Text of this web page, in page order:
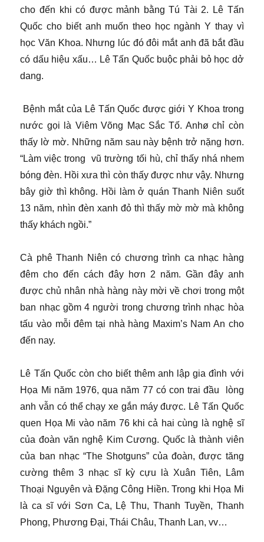
cho đến khi có được mảnh bằng Tú Tài 2. Lê Tấn
Quốc cho biết anh muốn theo học ngành Y thay vì
học Văn Khoa. Nhưng lúc đó đôi mắt anh đã bắt đầu
có dấu hiệu xấu… Lê Tấn Quốc buộc phải bỏ học dở
dang.
Bệnh mắt của Lê Tấn Quốc được giới Y Khoa trong
nước gọi là Viêm Võng Mạc Sắc Tố. Anhø chỉ còn
thấy lờ mờ. Những năm sau này bệnh trở nặng hơn.
“Làm việc trong vũ trường tối hù, chỉ thấy nhá nhem
bóng đèn. Hồi xưa thì còn thấy được như vậy. Nhưng
bây giờ thì không. Hồi làm ở quán Thanh Niên suốt
13 năm, nhìn đèn xanh đỏ thì thấy mờ mờ mà không
thấy khách ngồi.”
Cà phê Thanh Niên có chương trình ca nhạc hàng
đêm cho đến cách đây hơn 2 năm. Gần đây anh
được chủ nhân nhà hàng này mời về chơi trong một
ban nhạc gồm 4 người trong chương trình nhạc hòa
tấu vào mỗi đêm tại nhà hàng Maxim’s Nam An cho
đến nay.
Lê Tấn Quốc còn cho biết thêm anh lập gia đình với
Họa Mi năm 1976, qua năm 77 có con trai đầu lòng
anh vẫn có thể chạy xe gắn máy được. Lê Tấn Quốc
quen Họa Mi vào năm 76 khi cả hai cùng là nghệ sĩ
của đoàn văn nghệ Kim Cương. Quốc là thành viên
của ban nhạc “The Shotguns” của đoàn, được tăng
cường thêm 3 nhạc sĩ kỳ cựu là Xuân Tiên, Lâm
Thoại Nguyên và Đặng Công Hiền. Trong khi Họa Mi
là ca sĩ với Sơn Ca, Lệ Thu, Thanh Tuyền, Thanh
Phong, Phương Đại, Thái Châu, Thanh Lan, vv…